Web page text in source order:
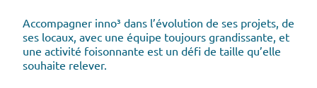
Accompagner inno³ dans l’évolution de ses projets, de
ses locaux, avec une équipe toujours grandissante, et
une activité foisonnante est un défi de taille qu’elle
souhaite relever.